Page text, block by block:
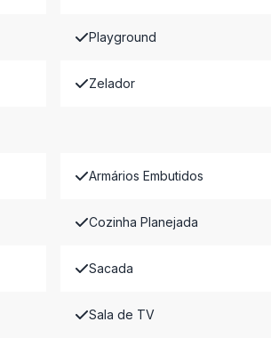
Playground
Zelador
Armários Embutidos
Cozinha Planejada
Sacada
Sala de TV